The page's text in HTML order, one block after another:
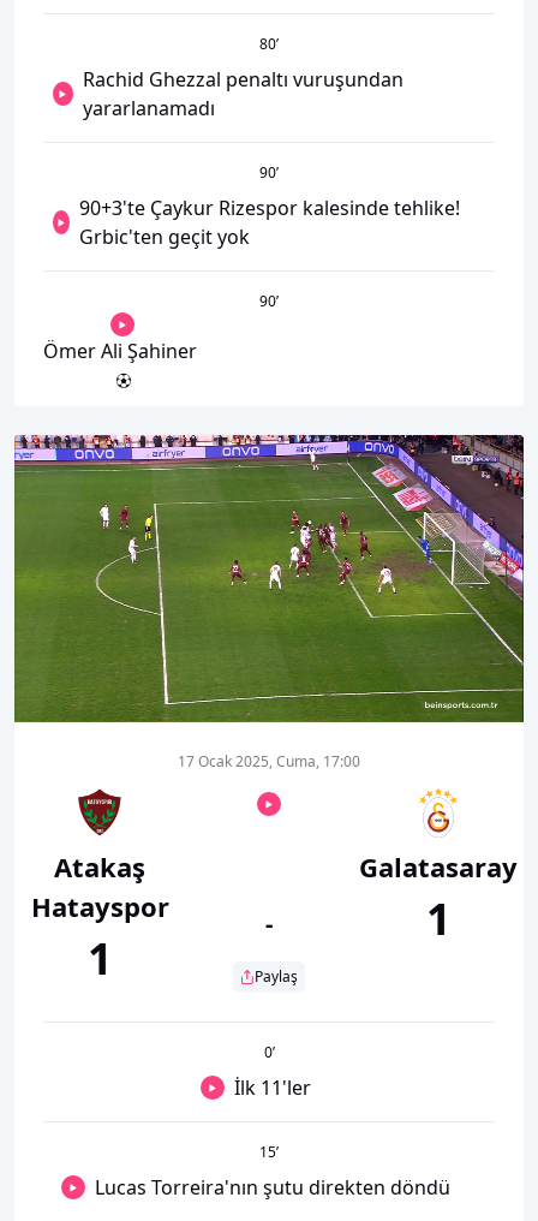
80’
Rachid Ghezzal penaltı vuruşundan
yararlanamadı
90’
90+3'te Çaykur Rizespor kalesinde tehlike!
Grbic'ten geçit yok
90’
Ömer Ali Şahiner
00:19 01:10
Atakaş
Hatayspor
1
17 Ocak 2025, Cuma, 17:00
-
Paylaş
Galatasaray
1
0’
İlk 11'ler
15’
Lucas Torreira'nın şutu direkten döndü